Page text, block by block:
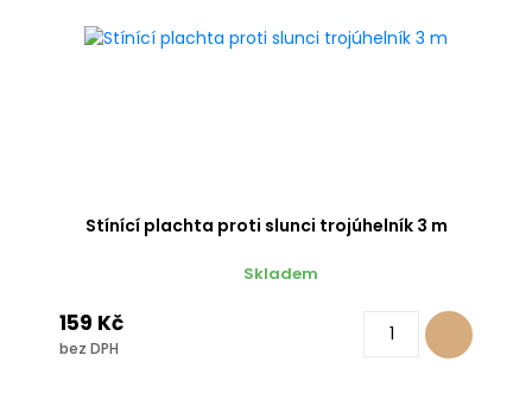
Stínící plachta proti slunci trojúhelník 3 m
Skladem
159 Kč
bez DPH